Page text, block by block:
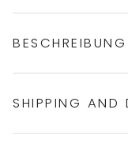
BESCHREIBUNG
SHIPPING AND